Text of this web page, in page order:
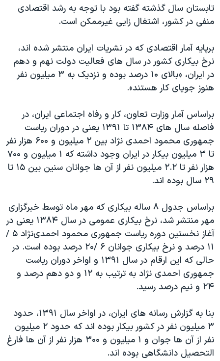
تابستان سال گذشته گفته بود با توجه به رشد اقتصادی
منفی در کشور، اشتغال زایی غیرممکن است.
برپایه آمار اقتصادی که در نشریات ایران منتشر شده اند،
نرخ بیکاری کشور در سال های فعالیت دولت نهم و دهم
در ایران، «بالای ۱۰ درصد بوده و نزدیک به ۳ میلیون نفر
هنوز جویای کار هستند».
براساس آمار وزارت تعاون، کار و رفاه اجتماعی ایران، در
فاصله سال های ۱۳۸۴ تا ۱۳۹۱ یعنی در دوران ریاست
جمهوری محمود احمدی نژاد بین ۲ میلیون و ۶۰۰ هزار نفر
تا ۳ میلیون بیکار در ایران وجود داشته که ۱ میلیون و ۷۰۰
هزار نفر تا ۲.۲ میلیون نفر از آن ها جوانان سنین بین ۱۵ تا
۲۹ سال بوده اند.
براساس جدول ۸ ساله بیکاری که مهر ماه توسط خبرگزاری
مهر منتشر شد، نرخ بیکاری عمومی در سال ۱۳۸۴ یعنی در
آغاز نخستین دوره ریاست جمهوری محمود احمدی‌نژاد ۵ /
۱۱ درصد و نرخ بیکاری جوانان ۶ /۲۰ درصد بوده است. در
حالی که این ارقام در سال ۱۳۹۱ و اواخر دوران ریاست
جمهوری احمدی نژاد به ترتیب به ۱۲ و دو دهم درصد و
۲۴ و نیم درصد رسید.
بنا به گزارش رسانه های ایران، در اواخر سال ۱۳۹۱، حدود
۳ میلیون نفر در کشور بیکار بوده اند که حدود ۲ میلیون
نفر از آن ها جوان و ۱ میلیون و ۳۰۰ هزار نفر از آن ها فارغ
التحصیل دانشگاهی بوده اند.